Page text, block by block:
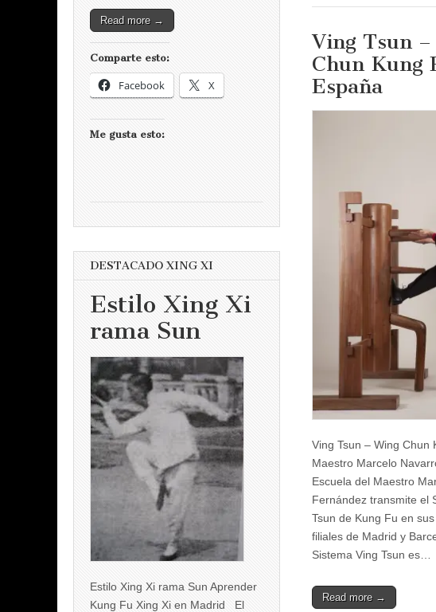
Ving Tsun
Chun Kung
España
Ving Tsun – Wing Chun
Maestro Marcelo
Escuela del Maestro
Fernández transmite el
Tsun de Kung Fu en
filiales de Madrid y
Sistema Ving Tsun es…
Read more →
Read more →
Comparte esto:
Facebook X
Me gusta esto:
DESTACADO XING XI
Estilo Xing Xi
rama Sun
Estilo Xing Xi rama Sun Aprender
Kung Fu Xing Xi en Madrid El